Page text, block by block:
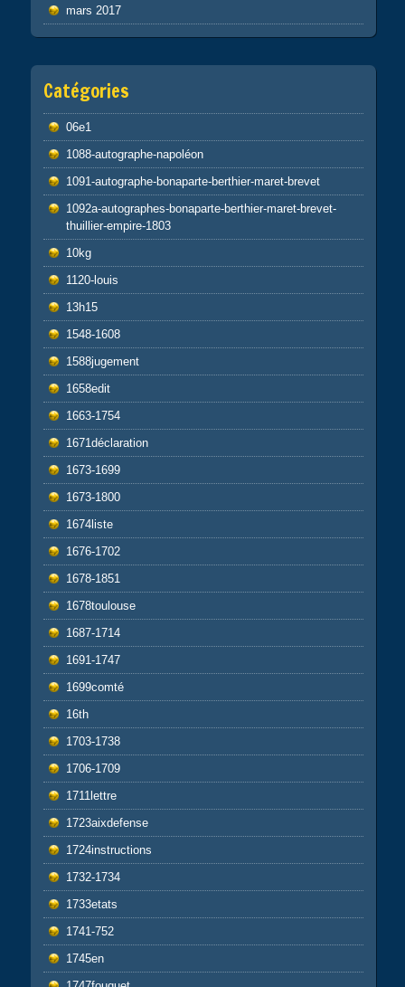
mars 2017
Catégories
06e1
1088-autographe-napoléon
1091-autographe-bonaparte-berthier-maret-brevet
1092a-autographes-bonaparte-berthier-maret-brevet-
thuillier-empire-1803
10kg
1120-louis
13h15
1548-1608
1588jugement
1658edit
1663-1754
1671déclaration
1673-1699
1673-1800
1674liste
1676-1702
1678-1851
1678toulouse
1687-1714
1691-1747
1699comté
16th
1703-1738
1706-1709
1711lettre
1723aixdefense
1724instructions
1732-1734
1733etats
1741-752
1745en